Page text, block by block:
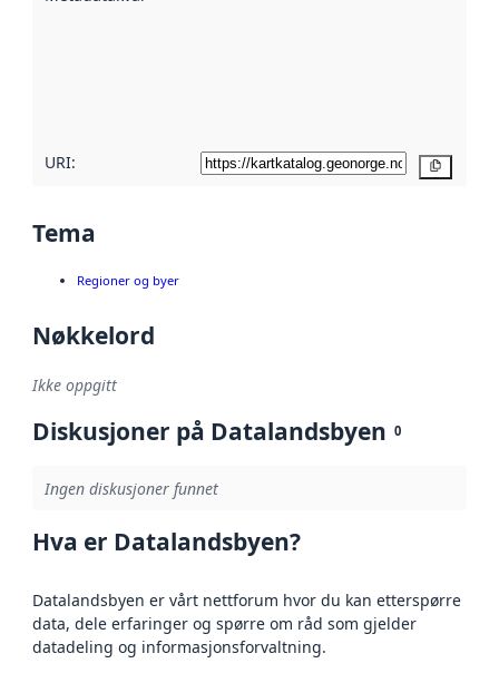
URI:
Tema
Regioner og byer
Nøkkelord
Ikke oppgitt
Diskusjoner på Datalandsbyen 0
Ingen diskusjoner funnet
Hva er Datalandsbyen?
Datalandsbyen er vårt nettforum hvor du kan etterspørre
data, dele erfaringer og spørre om råd som gjelder
datadeling og informasjonsforvaltning.